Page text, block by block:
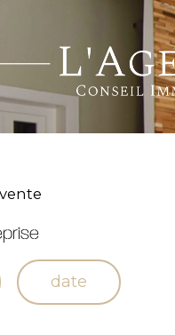
date